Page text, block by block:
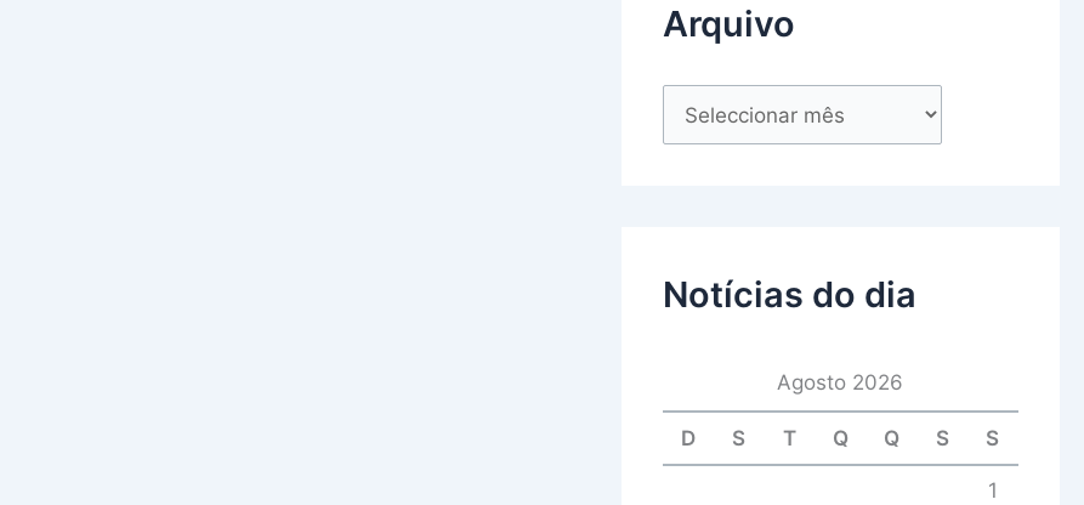
Arquivo
Notícias do dia
Agosto 2026
D S T Q Q S S
1